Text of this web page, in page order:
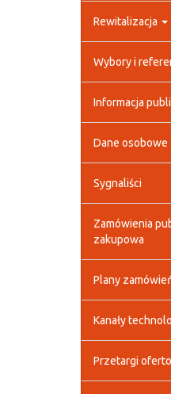
Rewitalizacja
Wybory i
Informacja
Dane osobowe
Sygnaliści
Zamówienia
zakupowa
Plany
Kanały
Przetargi